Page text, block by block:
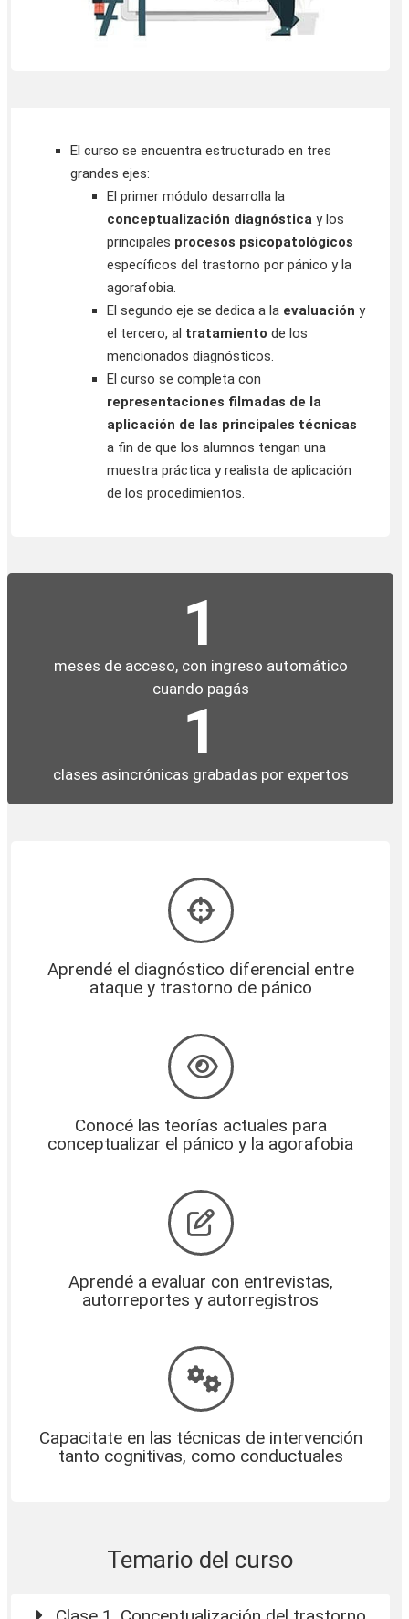
El curso se encuentra estructurado en tres
grandes ejes:
El primer módulo desarrolla la
conceptualización diagnóstica y los
principales procesos psicopatológicos
específicos del trastorno por pánico y la
agorafobia.
El segundo eje se dedica a la evaluación y
el tercero, al tratamiento de los
mencionados diagnósticos.
El curso se completa con
representaciones filmadas de la
aplicación de las principales técnicas
a fin de que los alumnos tengan una
muestra práctica y realista de aplicación
de los procedimientos.
1
meses de acceso, con ingreso automático
cuando pagás
1
clases asincrónicas grabadas por expertos
Aprendé el diagnóstico diferencial entre
ataque y trastorno de pánico
Conocé las teorías actuales para
conceptualizar el pánico y la agorafobia
Aprendé a evaluar con entrevistas,
autorreportes y autorregistros
Capacitate en las técnicas de intervención
tanto cognitivas, como conductuales
Temario del curso